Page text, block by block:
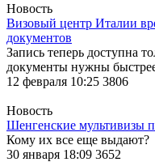
Новость
Визовый центр Италии
документов
Запись теперь доступна
документы нужны
12 февраля 10:25 3806
Новость
Шенгенские мультивизы
Кому их все еще выдают?
30 января 18:09 3652